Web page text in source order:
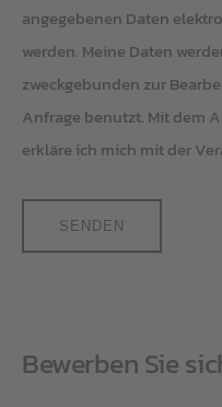
angegebenen Daten
werden. Meine Daten
zweckgebunden zur
Anfrage benutzt. Mit dem
erkläre ich mich mit der
SENDEN
Bewerben Sie